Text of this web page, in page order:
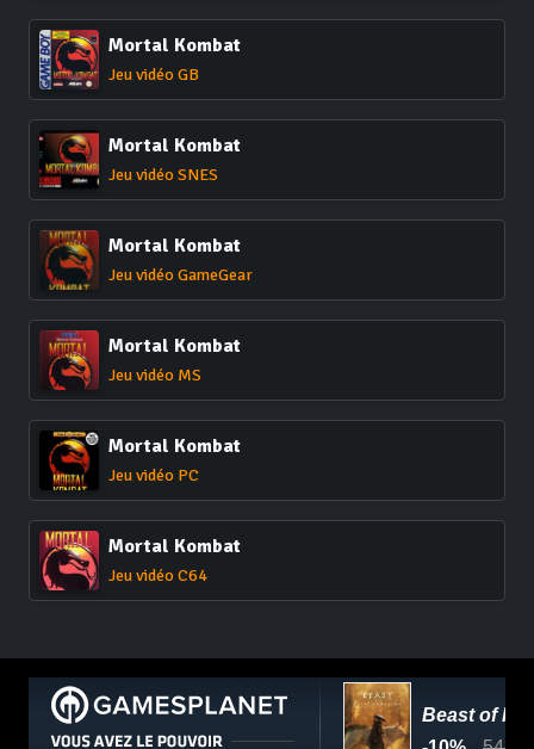
Mortal Kombat
Jeu vidéo GB
Mortal Kombat
Jeu vidéo SNES
Mortal Kombat
Jeu vidéo GameGear
Mortal Kombat
Jeu vidéo MS
Mortal Kombat
Jeu vidéo PC
Mortal Kombat
Jeu vidéo C64